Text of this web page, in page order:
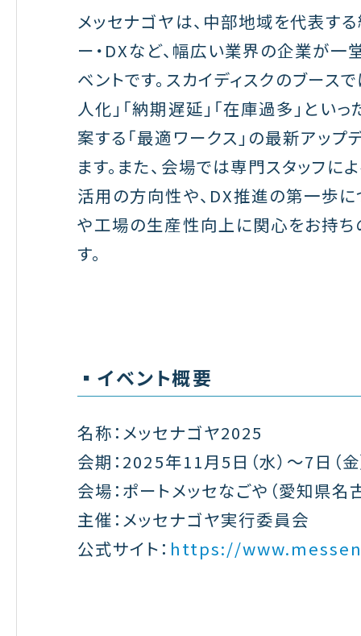
メッセナゴヤは、中部地域を代表す
ー・DXなど、幅広い業界の企業が
ベントです。スカイディスクのブー
人化」「納期遅延」「在庫過多」と
案する「最適ワークス」の最新アッ
ます。また、会場では専門スタッフ
活用の方向性や、DX推進の第一歩
や工場の生産性向上に関心をお持ち
す。
▪️イベント概要
名称：メッセナゴヤ2025
会期：2025年11月5日（水）～7日（
会場：ポートメッセなごや（愛知県
主催：メッセナゴヤ実行委員会
公式サイト： https://